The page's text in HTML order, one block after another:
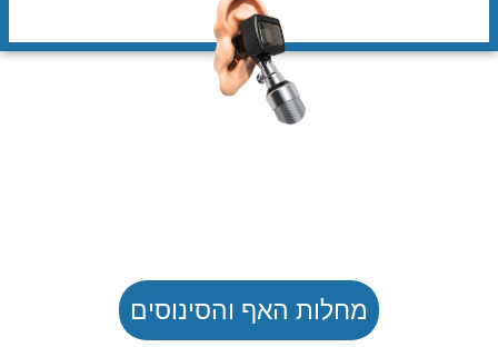
מחלות האף והסינוסים